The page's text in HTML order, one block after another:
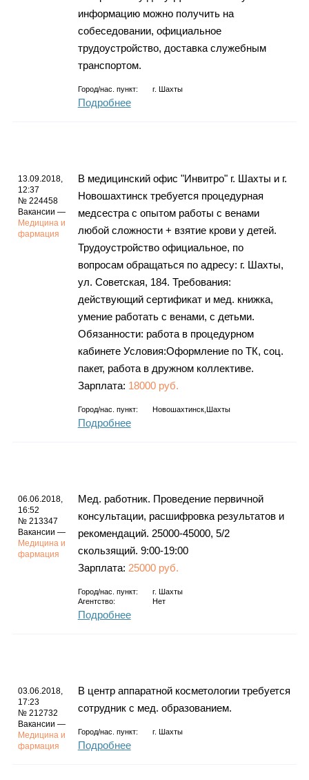
информацию можно получить на
собеседовании, официальное
трудоустройство, доставка служебным
транспортом.
Город/нас. пункт: г. Шахты
Подробнее
13.09.2018,
12:37
№ 224458
Вакансии —
Медицина и
фармация
В медицинский офис "Инвитро" г. Шахты и г.
Новошахтинск требуется процедурная
медсестра с опытом работы с венами
любой сложности + взятие крови у детей.
Трудоустройство официальное, по
вопросам обращаться по адресу: г. Шахты,
ул. Советская, 184. Требования:
действующий сертификат и мед. книжка,
умение работать с венами, с детьми.
Обязанности: работа в процедурном
кабинете Условия:Оформление по ТК, соц.
пакет, работа в дружном коллективе.
Зарплата: 18000 руб.
Город/нас. пункт: Новошахтинск,Шахты
Подробнее
06.06.2018,
16:52
№ 213347
Вакансии —
Медицина и
фармация
Мед. работник. Проведение первичной
консультации, расшифровка результатов и
рекомендаций. 25000-45000, 5/2
скользящий. 9:00-19:00
Зарплата: 25000 руб.
Город/нас. пункт: г.
Шахты
Агентство:
Нет
Подробнее
03.06.2018,
17:23
№ 212732
Вакансии —
Медицина и
фармация
В центр аппаратной косметологии требуется
сотрудник с мед. образованием.
Город/нас. пункт: г. Шахты
Подробнее